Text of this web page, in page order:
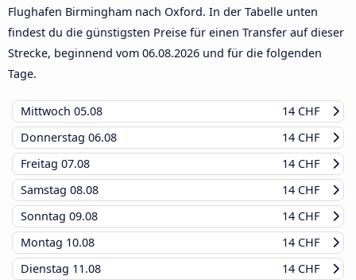
Flughafen Birmingham nach Oxford. In der Tabelle unten
findest du die günstigsten Preise für einen Transfer auf dieser
Strecke, beginnend vom 06.08.2026 und für die folgenden
Tage.
Mittwoch 05.08
14 CHF
Donnerstag 06.08
14 CHF
Freitag 07.08
14 CHF
Samstag 08.08
14 CHF
Sonntag 09.08
14 CHF
Montag 10.08
14 CHF
Dienstag 11.08 14 CHF